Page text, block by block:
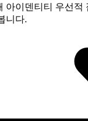
아이덴티티 우선적
니다.